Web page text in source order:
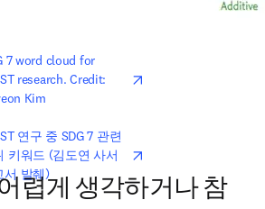
7 word cloud for
research. Credit:
Kim
연구 중 SDG 7 관련
키워드 (김도연 사서
서 발췌)
렵게 생각하거나 참